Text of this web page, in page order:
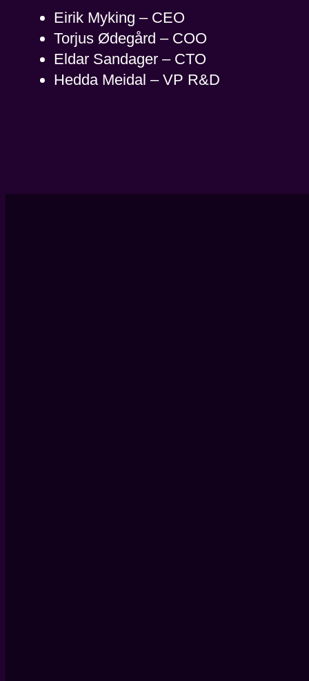
Eirik Myking – CEO
Torjus Ødegård – COO
Eldar Sandager – CTO
Hedda Meidal – VP R&D